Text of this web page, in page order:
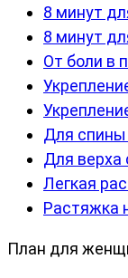
8 минут
8 минут
От боли в
Для спины
Для верха
Легкая
Растяжка
План для